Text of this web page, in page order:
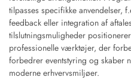
tilpasses specifikke anvendelser,
feedback eller integration af
tilslutningsmuligheder
professionelle værktøjer, der
forbedrer eventstyring og skaber
moderne erhvervsmiljøer.